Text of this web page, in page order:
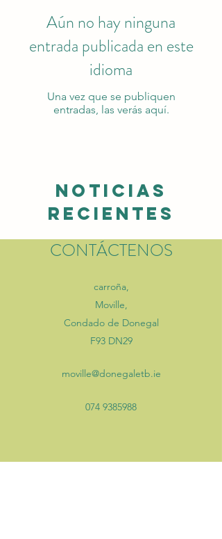
Aún no hay ninguna
entrada publicada en este
idioma
Una vez que se publiquen
entradas, las verás aquí.
Noticias
recientes
CONTÁCTENOS
carroña,
Moville,
Condado de Donegal
F93 DN29
moville@donegaletb.ie
074 9385988